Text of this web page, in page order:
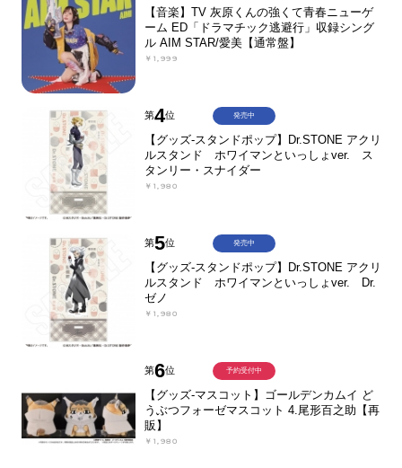
【音楽】TV 灰原くんの強くて青春ニューゲ
ーム ED「ドラマチック逃避行」収録シング
ル AIM STAR/愛美【通常盤】
￥1,999
第4位
【グッズ-スタンドポップ】Dr.STONE アクリ
ルスタンド ホワイマンといっしょver. ス
タンリー・スナイダー
￥1,980
発売中
第5位
【グッズ-スタンドポップ】Dr.STONE アクリ
ルスタンド ホワイマンといっしょver. Dr.
ゼノ
￥1,980
発売中
第6位
【グッズ-マスコット】ゴールデンカムイ ど
うぶつフォーゼマスコット 4.尾形百之助【再
販】
￥1,980
予約受付中